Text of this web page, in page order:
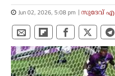
Jun 02, 2026, 5:08 pm സുദേവ് എ